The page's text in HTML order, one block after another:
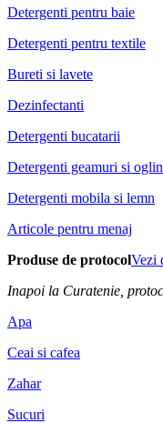
Detergenti pentru baie
Detergenti pentru textile
Bureti si lavete
Dezinfectanti
Detergenti bucatarii
Detergenti geamuri si
Detergenti mobila si lemn
Articole pentru menaj
Produse de protocolVezi
Inapoi la Curatenie,
Apa
Ceai si cafea
Zahar
Sucuri